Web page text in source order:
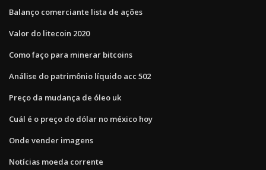
Balanço comerciante lista de ações
Valor do litecoin 2020
Como faço para minerar bitcoins
Análise do patrimônio líquido acc 502
Preço da mudança de óleo uk
Cuál é o preço do dólar no méxico hoy
Onde vender imagens
Notícias moeda corrente